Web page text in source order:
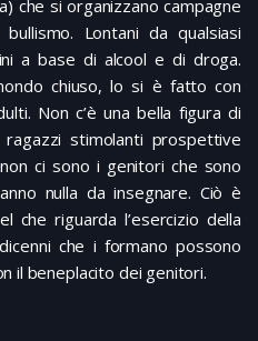
che si organizzano campagne
Lontani da qualsiasi
a base di alcool e di droga.
chiuso, lo si è fatto con
Non c’è una bella figura di
stimolanti prospettive
ci sono i genitori che sono
nulla da insegnare. Ciò è
che riguarda l’esercizio della
che i formano possono
il beneplacito dei genitori.